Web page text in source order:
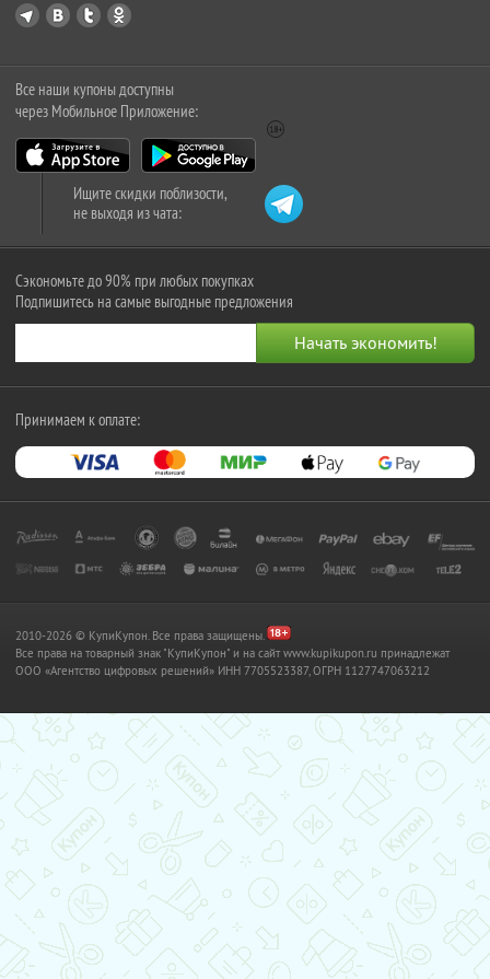
Все наши купоны доступны
через Мобильное Приложение:
Ищите скидки поблизости,
не выходя из чата:
Сэкономьте до 90% при любых покупках
Подпишитесь на самые выгодные предложения
Принимаем к оплате:
2010-2026 © КупиКупон. Все права защищены.
Все права на товарный знак "КупиКупон" и на сайт www.kupikupon.ru принадлежат
OOO «Агентство цифровых решений» ИНН 7705523387, ОГРН 1127747063212